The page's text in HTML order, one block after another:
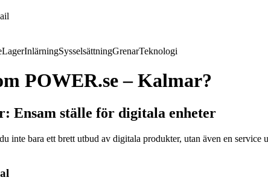
LagerInlärningSysselsättningGrenarTeknologi
POWER.se – Kalmar?
Ensam ställe för digitala enheter
inte bara ett brett utbud av digitala produkter, utan även en